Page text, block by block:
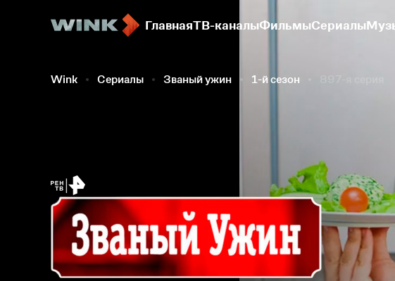
ГлавнаяТВ-каналыФильмыСериалы
Wink Сериалы Званый ужин 1-й сезон